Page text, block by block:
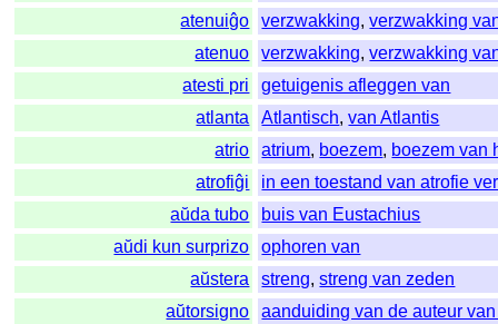
atenuiĝo
verzwakking,verzwakking
atenuo
verzwakking,verzwakking
atesti pri
getuigenis afleggen van
atlanta
Atlantisch,van Atlantis
atrio
atrium, boezem, boezem van
atrofiĝi
in een toestand van atrofie
aŭda tubo
buis van Eustachius
aŭdi kun surprizo
ophoren van
aŭstera
streng,streng van zeden
aŭtorsigno
aanduiding van de auteur